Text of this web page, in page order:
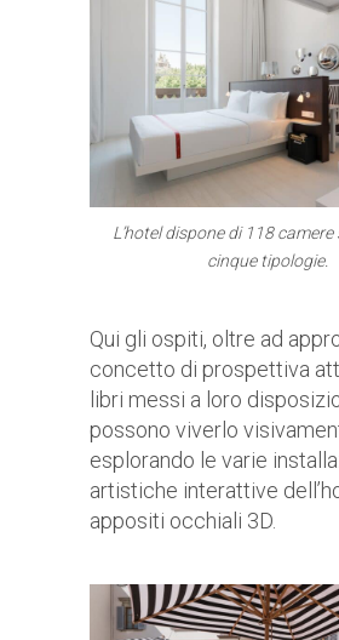
L’hotel dispone di 118
cinque tipologie.
Qui gli ospiti, oltre ad
concetto di prospettiva
libri messi a loro
possono viverlo
esplorando le varie
artistiche interattive
appositi occhiali 3D.